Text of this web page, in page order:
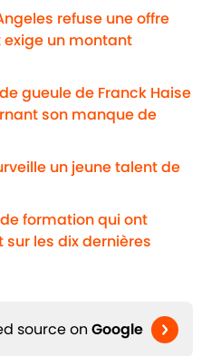
refuse une offre
exige un montant
gueule de Franck Haise
son manque de
un jeune talent de
formation qui ont
les dix dernières
source on Google